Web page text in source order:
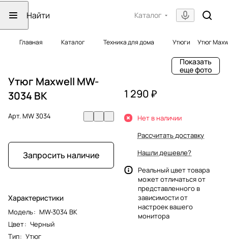
Каталог
Главная Каталог Техника для дома Утюги Утюг
Показать
еще фото
Утюг Maxwell MW-
3034 BK
Арт.MW 3034
Запросить наличие
Характеристики
Модель: MW-3034 BK
Цвет: Черный
Тип: Утюг
1 290 ₽
Нет в наличии
Рассчитать доставку
Нашли дешевле?
Реальный цвет товара
может отличаться от
представленного в
зависимости от
настроек вашего
монитора